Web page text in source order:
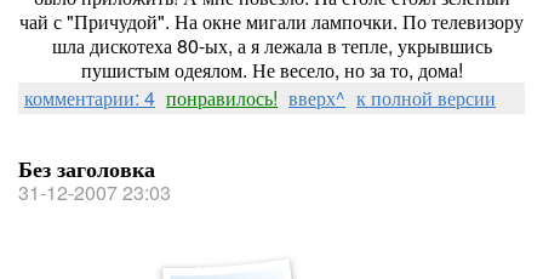
чай с "Причудой". На окне мигали лампочки. По телевизору
шла дискотеха 80-ых, а я лежала в тепле, укрывшись
пушистым одеялом. Не весело, но за то, дома!
комментарии: 4 понравилось! вверх^ к полной версии
Без заголовка
31-12-2007 23:03